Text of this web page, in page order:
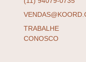
TRABALHE
CONOSCO